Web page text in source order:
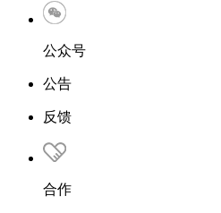
公众号
公告
反馈
合作